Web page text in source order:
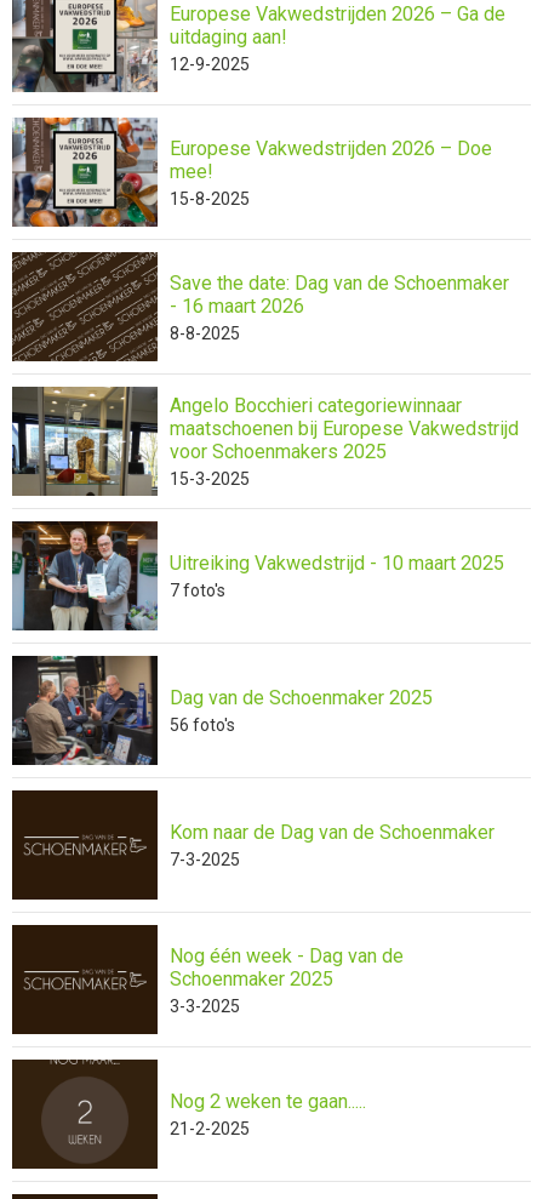
Europese Vakwedstrijden 2026 – Ga de
uitdaging aan!
12-9-2025
Europese Vakwedstrijden 2026 – Doe
mee!
15-8-2025
Save the date: Dag van de Schoenmaker
- 16 maart 2026
8-8-2025
Angelo Bocchieri categoriewinnaar
maatschoenen bij Europese Vakwedstrijd
voor Schoenmakers 2025
15-3-2025
Uitreiking Vakwedstrijd - 10 maart 2025
7foto's
Dag van de Schoenmaker 2025
56 foto's
Kom naar de Dag van de Schoenmaker
7-3-2025
Nog één week - Dag van de
Schoenmaker 2025
3-3-2025
Nog 2 weken te gaan.....
21-2-2025